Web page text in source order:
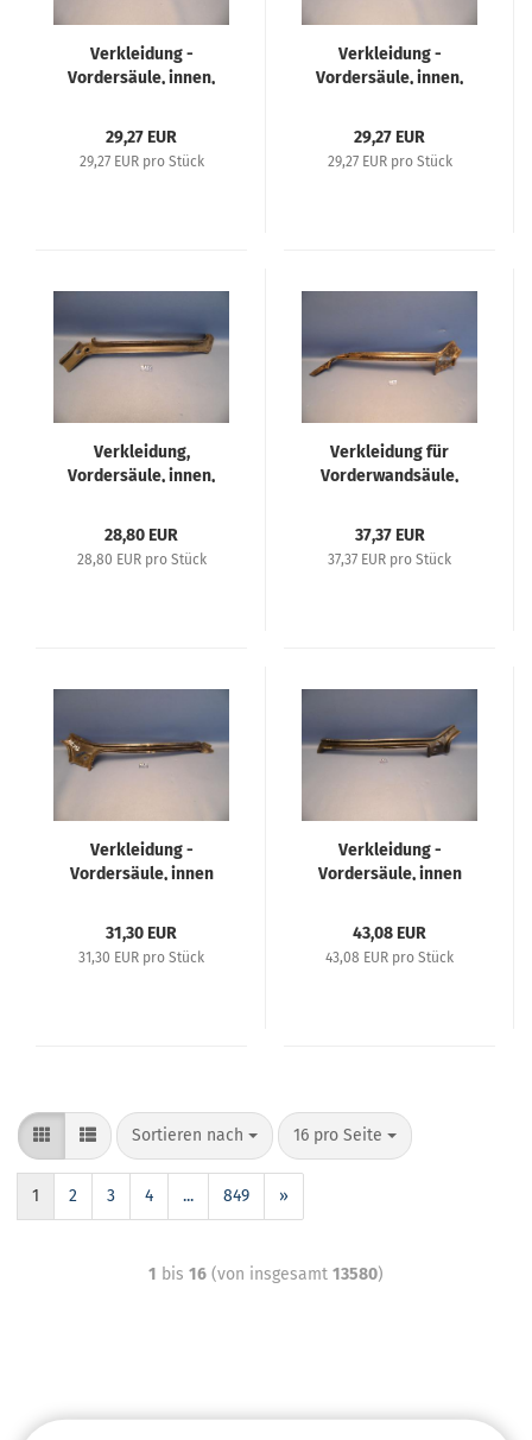
Verkleidung -
Vordersäule, innen,
29,27 EUR
29,27 EUR pro Stück
Verkleidung -
Vordersäule, innen,
29,27 EUR
29,27 EUR pro Stück
Verkleidung,
Vordersäule, innen,
28,80 EUR
28,80 EUR pro Stück
Verkleidung für
Vorderwandsäule,
Commodore B ( nicht
Coupe )
37,37 EUR
37,37 EUR pro Stück
Verkleidung -
Vordersäule, innen
31,30 EUR
31,30 EUR pro Stück
Verkleidung -
Vordersäule, innen
43,08 EUR
43,08 EUR pro Stück
Sortieren nach 16 pro Seite
1 2 3 4 ... 849 »
1 bis 16 (von insgesamt 13580)